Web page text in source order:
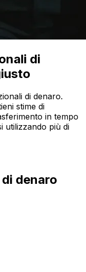
di
di denaro.
stime di
in tempo
utilizzando più di
denaro